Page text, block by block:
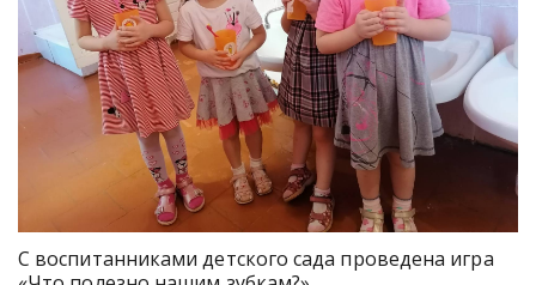
С воспитанниками детского сада проведена игра